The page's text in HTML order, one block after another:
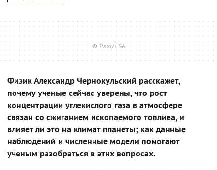
© Paxi/ESA
Физик Александр Чернокульский расскажет,
почему ученые сейчас уверены, что рост
концентрации углекислого газа в атмосфере
связан со сжиганием ископаемого топлива, и
влияет ли это на климат планеты; как данные
наблюдений и численные модели помогают
ученым разобраться в этих вопросах.